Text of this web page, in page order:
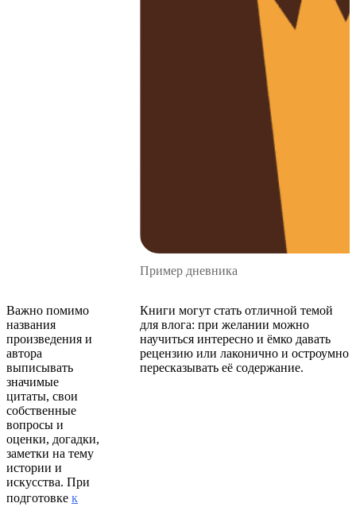
Пример дневника
Важно помимо
названия
произведения и
автора
выписывать
значимые
цитаты, свои
собственные
вопросы и
оценки, догадки,
заметки на тему
истории и
искусства. При
подготовке к
Книги могут стать отличной темой
для влога: при желании можно
научиться интересно и ёмко давать
рецензию или лаконично и остроумно
пересказывать её содержание.